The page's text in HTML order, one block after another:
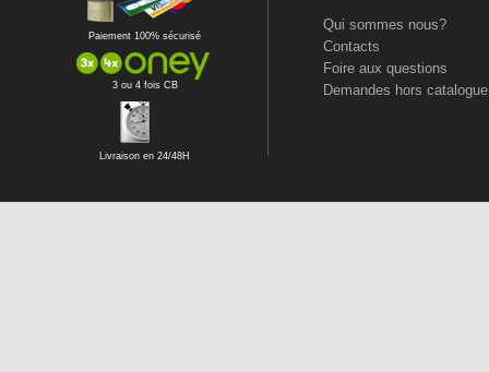
Paiement 100% sécurisé
3 ou 4 fois CB
Livraison en 24/48H
Qui sommes nous?
Contacts
Foire aux questions
Demandes hors catalogue